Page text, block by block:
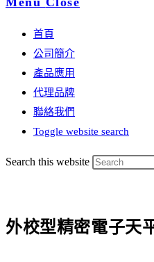
首頁
公司簡介
產品應用
代理品牌
聯絡我們
Toggle website search
Search this website
外校型精密電子天